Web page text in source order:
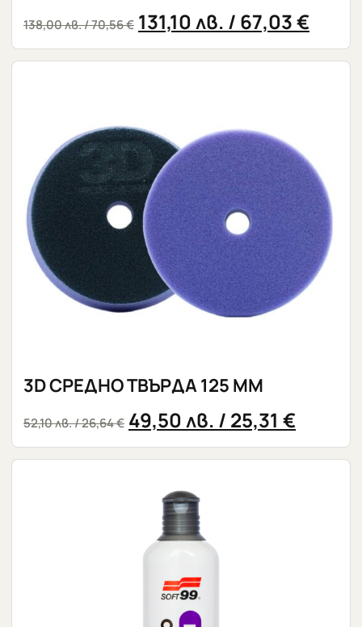
138,00лв./ 70,56 € 131,10лв. / 67,03 €
3D СРЕДНО ТВЪРДА 125 ММ
52,10лв./ 26,64 € 49,50лв. / 25,31 €